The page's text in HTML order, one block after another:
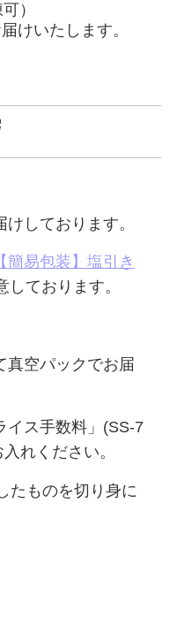
）
けいたします。
しております。
【簡易包装】塩引き
しております。
空パックでお届
イス手数料」(SS-7
れください。
たものを切り身に